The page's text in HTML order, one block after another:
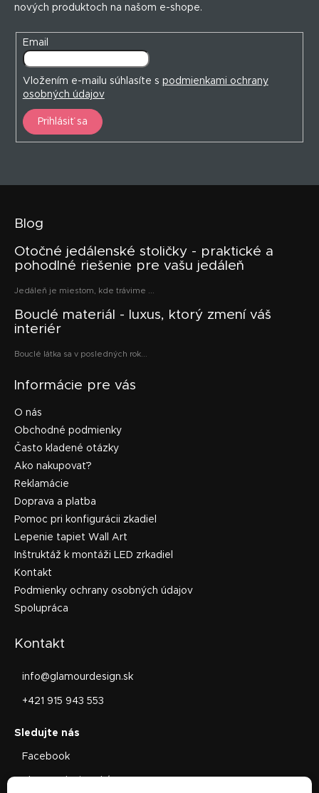
nových produktoch na našom e-shope.
Email
Vložením e-mailu súhlasíte s podmienkami ochrany
osobných údajov
Prihlásiť sa
Blog
Otočné jedálenské stoličky - praktické a
pohodlné riešenie pre vašu jedáleň
Jedáleň je miestom, kde trávime ...
Bouclé materiál - luxus, ktorý zmení váš
interiér
Bouclé látka sa v posledných rok...
Informácie pre vás
O nás
Obchodné podmienky
Často kladené otázky
Ako nakupovať?
Reklamácie
Doprava a platba
Pomoc pri konfigurácii zkadiel
Lepenie tapiet Wall Art
Inštruktáž k montáži LED zrkadiel
Kontakt
Podmienky ochrany osobných údajov
Spolupráca
Kontakt
info@glamourdesign.sk
+421 915 943 553
Facebook